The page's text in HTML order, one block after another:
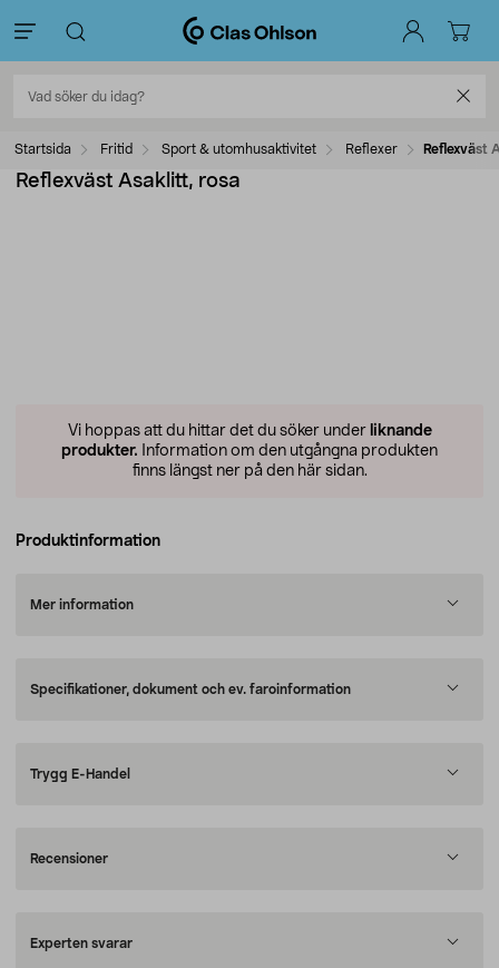
Startsida Fritid Sport & utomhusaktivitet Reflexer Reflexväst
Reflexväst Asaklitt, rosa
Vi hoppas att du hittar det du söker under liknande
produkter. Information om den utgångna produkten
finns längst ner på den här sidan.
Produktinformation
Mer information
Specifikationer, dokument och ev. faroinformation
Trygg E-Handel
Recensioner
Experten svarar